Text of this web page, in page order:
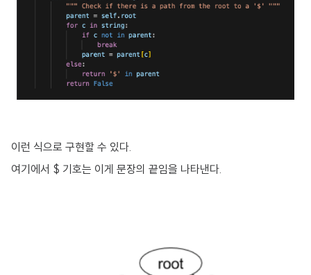
이런 식으로 구현할 수 있다.
여기에서 $ 기호는 이게 문장의 끝임을 나타낸다.